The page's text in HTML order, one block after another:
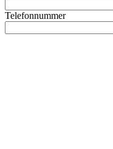
Telefonnummer